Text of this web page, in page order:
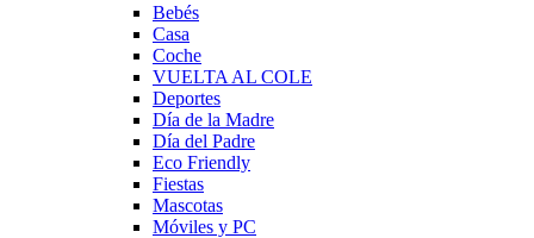
Bebés
Casa
Coche
VUELTA AL COLE
Deportes
Día de la Madre
Día del Padre
Eco Friendly
Fiestas
Mascotas
Móviles y PC